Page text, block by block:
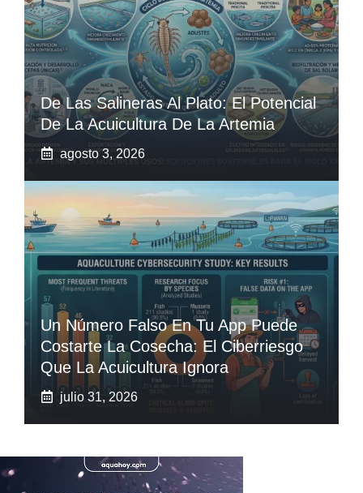
De Las Salineras Al Plato: El Potencial
De La Acuicultura De La Artemia
agosto 3, 2026
Un Número Falso En Tu App Puede
Costarte La Cosecha: El Ciberriesgo
Que La Acuicultura Ignora
julio 31, 2026